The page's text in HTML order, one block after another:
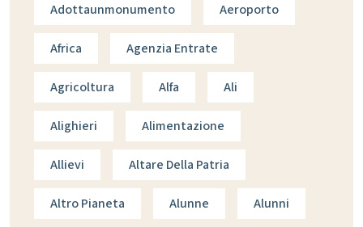
Adottaunmonumento Aeroporto
Africa Agenzia Entrate
Agricoltura Alfa Ali
Alighieri Alimentazione
Allievi Altare Della Patria
Altro Pianeta Alunne Alunni